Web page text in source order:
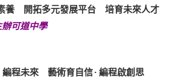
養 開拓多元發展平台 培育未來人才
可道中學
編程未來 藝術育自信 · 編程啟創思